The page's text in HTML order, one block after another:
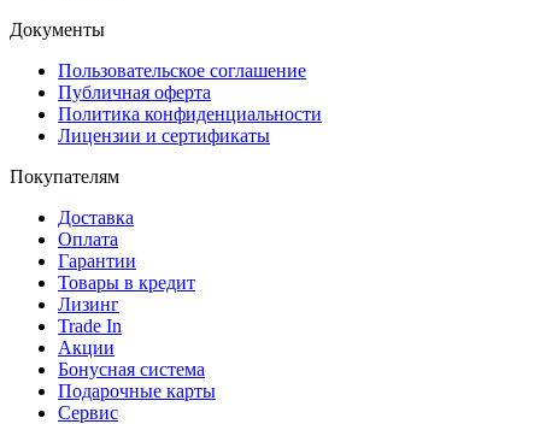
Документы
Пользовательское соглашение
Публичная оферта
Политика конфиденциальности
Лицензии и сертификаты
Покупателям
Доставка
Оплата
Гарантии
Товары в кредит
Лизинг
Trade In
Акции
Бонусная система
Подарочные карты
Сервис